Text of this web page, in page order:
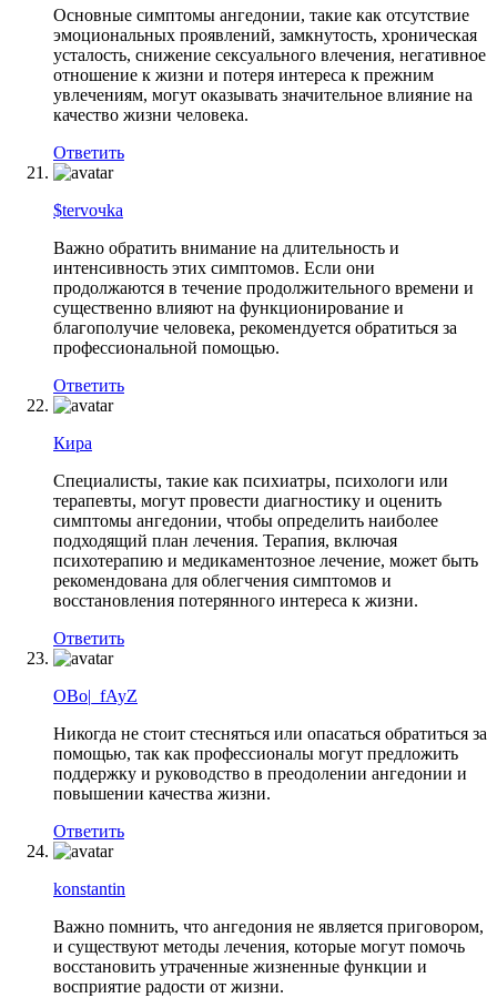
Основные симптомы ангедонии, такие как отсутствие
эмоциональных проявлений, замкнутость, хроническая
усталость, снижение сексуального влечения, негативное
отношение к жизни и потеря интереса к прежним
увлечениям, могут оказывать значительное влияние на
качество жизни человека.
Ответить
$tervoчka
Важно обратить внимание на длительность и
интенсивность этих симптомов. Если они
продолжаются в течение продолжительного времени и
существенно влияют на функционирование и
благополучие человека, рекомендуется обратиться за
профессиональной помощью.
Ответить
Кира
Специалисты, такие как психиатры, психологи или
терапевты, могут провести диагностику и оценить
симптомы ангедонии, чтобы определить наиболее
подходящий план лечения. Терапия, включая
психотерапию и медикаментозное лечение, может быть
рекомендована для облегчения симптомов и
восстановления потерянного интереса к жизни.
Ответить
OBo|_fAyZ
Никогда не стоит стесняться или опасаться обратиться за
помощью, так как профессионалы могут предложить
поддержку и руководство в преодолении ангедонии и
повышении качества жизни.
Ответить
konstantin
Важно помнить, что ангедония не является приговором,
и существуют методы лечения, которые могут помочь
восстановить утраченные жизненные функции и
восприятие радости от жизни.